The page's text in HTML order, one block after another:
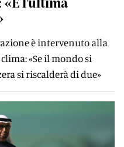
è intervenuto alla
«Se il mondo si
si riscalderà di due»